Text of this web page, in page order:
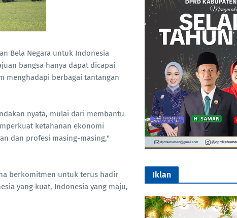
Bela Negara untuk Indonesia
bangsa hanya dapat dicapai
menghadapi berbagai tantangan
nyata, mulai dari membantu
ketahanan ekonomi
dan profesi masing-masing,"
berkomitmen untuk terus hadir
yang kuat, Indonesia yang maju,
Iklan